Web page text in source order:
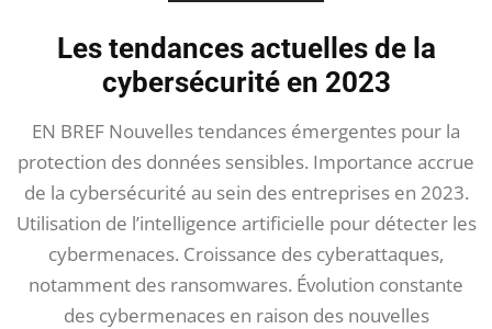
Les tendances actuelles de la
cybersécurité en 2023
EN BREF Nouvelles tendances émergentes pour la
protection des données sensibles. Importance accrue
de la cybersécurité au sein des entreprises en 2023.
Utilisation de l’intelligence artificielle pour détecter les
cybermenaces. Croissance des cyberattaques,
notamment des ransomwares. Évolution constante
des cybermenaces en raison des nouvelles